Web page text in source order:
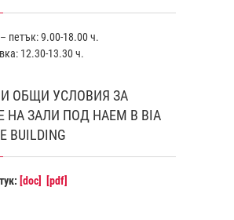
петък: 9.00-18.00 ч.
12.30-13.30 ч.
ОБЩИ УСЛОВИЯ ЗА
НА ЗАЛИ ПОД НАЕМ В BIA
BUILDING
[doc] [pdf]